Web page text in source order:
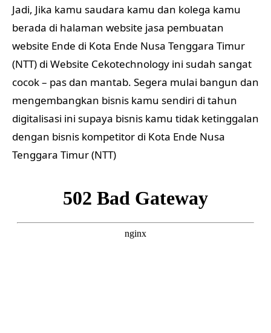
Jadi, Jika kamu saudara kamu dan kolega kamu
berada di halaman website jasa pembuatan
website Ende di Kota Ende Nusa Tenggara Timur
(NTT) di Website Cekotechnology ini sudah sangat
cocok – pas dan mantab. Segera mulai bangun dan
mengembangkan bisnis kamu sendiri di tahun
digitalisasi ini supaya bisnis kamu tidak ketinggalan
dengan bisnis kompetitor di Kota Ende Nusa
Tenggara Timur (NTT)